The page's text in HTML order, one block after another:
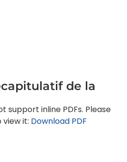
de la
support inline PDFs. Please
view it: Download PDF